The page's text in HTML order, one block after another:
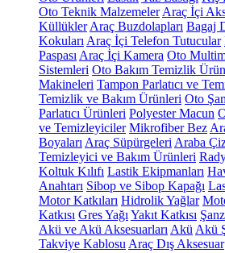
Oto Teknik Malzemeler Araç İçi
Küllükler Araç Buzdolapları Bagaj
Kokuları Araç İçi Telefon Tutucular
Paspası Araç İçi Kamera Oto
Sistemleri Oto Bakım Temizlik
Makineleri Tampon Parlatıcı ve
Temizlik ve Bakım Ürünleri Oto
Parlatıcı Ürünleri Polyester Macun
ve Temizleyiciler Mikrofiber Bez
Boyaları Araç Süpürgeleri Araba
Temizleyici ve Bakım Ürünleri
Koltuk Kılıfı Lastik Ekipmanları
Anahtarı Sibop ve Sibop Kapağı
Motor Katkıları Hidrolik Yağlar
Katkısı Gres Yağı Yakıt Katkısı
Akü ve Akü Aksesuarları Akü Akü
Takviye Kablosu Araç Dış Aksesuar